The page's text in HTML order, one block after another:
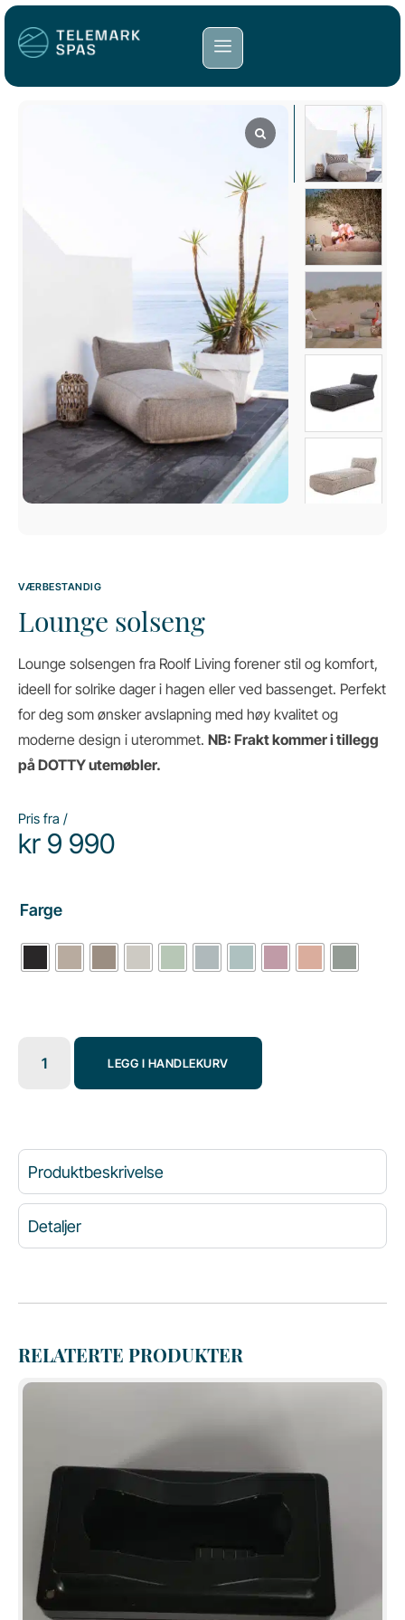
VÆRBESTANDIG
Lounge solseng
Lounge solsengen fra Roolf Living forener stil og komfort,
ideell for solrike dager i hagen eller ved bassenget. Perfekt
for deg som ønsker avslapning med høy kvalitet og
moderne design i uterommet. NB: Frakt kommer i tillegg
på DOTTY utemøbler.
Pris fra /
kr9 990
Farge
LEGG I HANDLEKURV
Produktbeskrivelse
Detaljer
RELATERTE PRODUKTER